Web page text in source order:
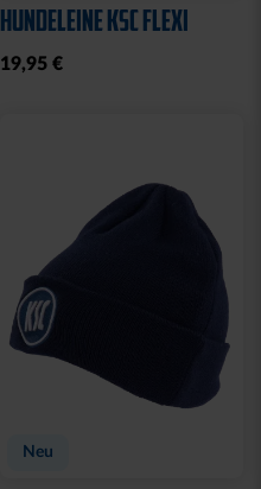
HUNDELEINE KSC FLEXI
19,95 €
Neu